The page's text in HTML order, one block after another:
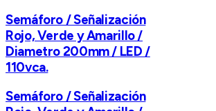
Semáforo / Señalización
Rojo, Verde y Amarillo /
Diametro 200mm / LED /
110vca.
Semáforo / Señalización